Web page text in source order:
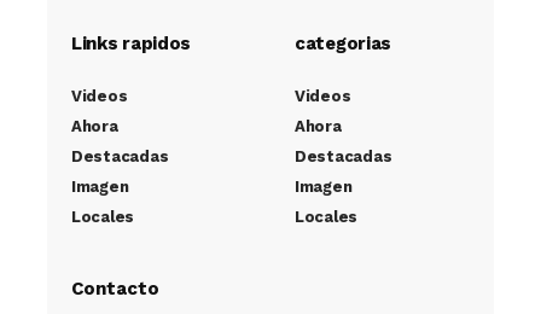
Links rapidos
Videos
Ahora
Destacadas
Imagen
Locales
categorias
Videos
Ahora
Destacadas
Imagen
Locales
Contacto